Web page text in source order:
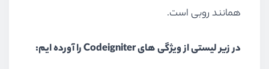
همانند روبی است.
در زیر لیستی از ویژگی هایCodeigniter را آورده ایم: